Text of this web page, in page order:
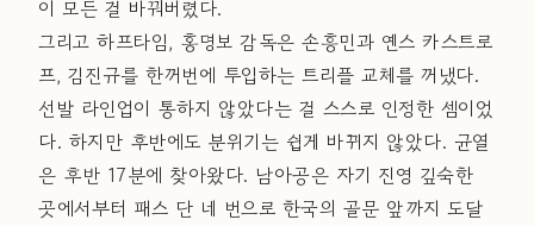
이 모든 걸 바꿔버렸다.
그리고 하프타임, 홍명보 감독은 손흥민과 옌스 카스트로
프, 김진규를 한꺼번에 투입하는 트리플 교체를 꺼냈다.
선발 라인업이 통하지 않았다는 걸 스스로 인정한 셈이었
다. 하지만 후반에도 분위기는 쉽게 바뀌지 않았다. 균열
은 후반 17분에 찾아왔다. 남아공은 자기 진영 깊숙한
곳에서부터 패스 단 네 번으로 한국의 골문 앞까지 도달